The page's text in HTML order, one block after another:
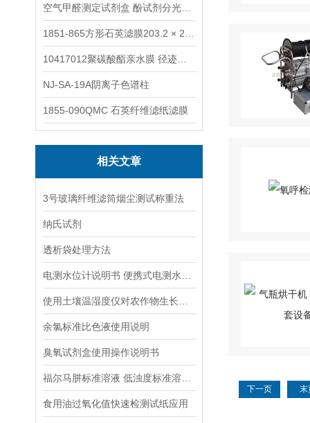
NJ-SA-19A阴离子色谱柱
1855-090QMC 石英纤维滤纸滤膜
相关文章
3号玻璃纤维滤筒烟尘测试称重法
纳氏试剂
透析袋处理方法
余氯标准比色液使用说明
臭氧试剂盒使用操作说明书
食用油过氧化值快速检测试纸应用
下一页 末